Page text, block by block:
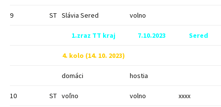
9 ST Slávia Sered volno
1.zraz TT kraj 7.10.2023 Sered
4. kolo (14. 10. 2023)
domáci hostia
10 ST voľno volno xxxx